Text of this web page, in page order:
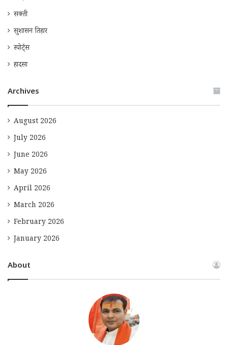
सक्ती
सुशासन तिहार
स्पोर्ट्स
हादसा
Archives
August 2026
July 2026
June 2026
May 2026
April 2026
March 2026
February 2026
January 2026
About